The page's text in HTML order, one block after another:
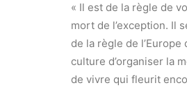
« Il est de la règle de
mort de l’exception. Il
de la règle de l’Europe
culture d’organiser la
de vivre qui fleurit